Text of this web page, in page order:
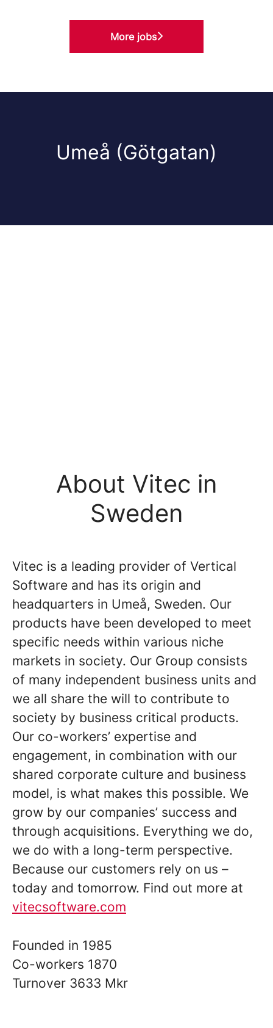
More jobs
Umeå (Götgatan)
About Vitec in
Sweden
Vitec is a leading provider of Vertical
Software and has its origin and
headquarters in Umeå, Sweden. Our
products have been developed to meet
specific needs within various niche
markets in society. Our Group consists
of many independent business units and
we all share the will to contribute to
society by business critical products.
Our co-workers’ expertise and
engagement, in combination with our
shared corporate culture and business
model, is what makes this possible. We
grow by our companies’ success and
through acquisitions. Everything we do,
we do with a long-term perspective.
Because our customers rely on us –
today and tomorrow. Find out more at
vitecsoftware.com
Founded in 1985
Co-workers 1870
Turnover 3633 Mkr